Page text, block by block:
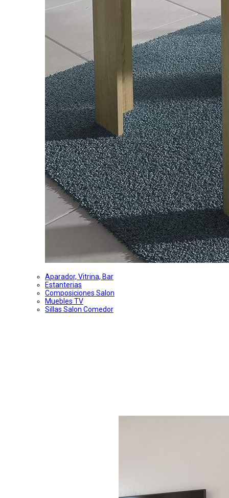
Aparador, Vitrina, Bar
Estanterias
Composiciones Salon
Muebles TV
Sillas Salon Comedor